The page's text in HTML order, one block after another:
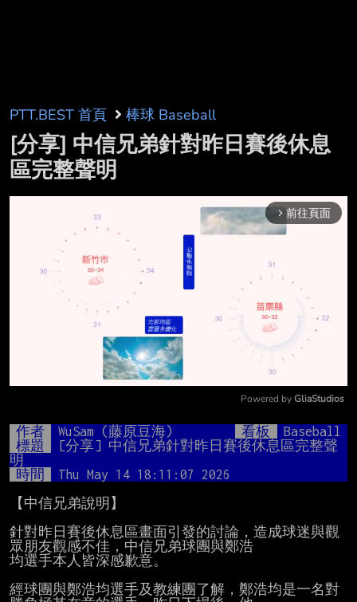
PTT.BEST 首頁 棒球 Baseball
[分享] 中信兄弟針對昨日賽後休息
區完整聲明
arrow_forward_ios 前往頁面
Mute
Powered by GliaStudios
作者 WuSam (藤原豆海) 看板
Baseball
標題
[分享] 中信兄弟針對昨日賽後休息區完整聲
明
時間
Thu May 14 18:11:07 2026
【中信兄弟說明】
針對昨日賽後休息區畫面引發的討論，造成球迷與觀
眾朋友觀感不佳，中信兄弟球團與鄭浩
均選手本人皆深感歉意。
經球團與鄭浩均選手及教練團了解，鄭浩均是一名對